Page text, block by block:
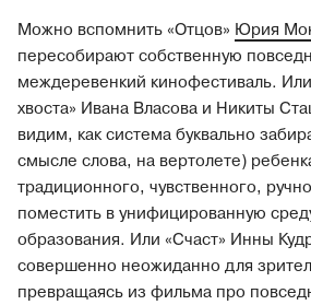
Можно вспомнить «Отцов» Юрия
пересобирают собственную
междеревенкий кинофестиваль.
хвоста» Ивана Власова и Никиты
видим, как система буквально
смысле слова, на вертолете)
традиционного, чувственного,
поместить в унифицированную
образования. Или «Счаст» Инны
совершенно неожиданно для
превращаясь из фильма про